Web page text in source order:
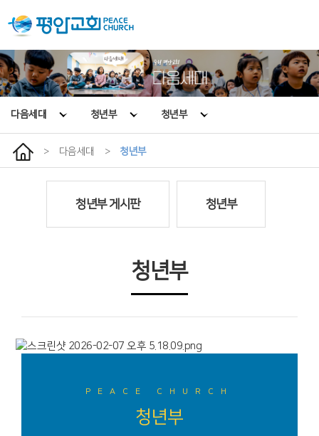
다음세대 청년부 청년부
> 다음세대 > 청년부
청년부 게시판 청년부
청년부
PEACE CHURCH
청년부